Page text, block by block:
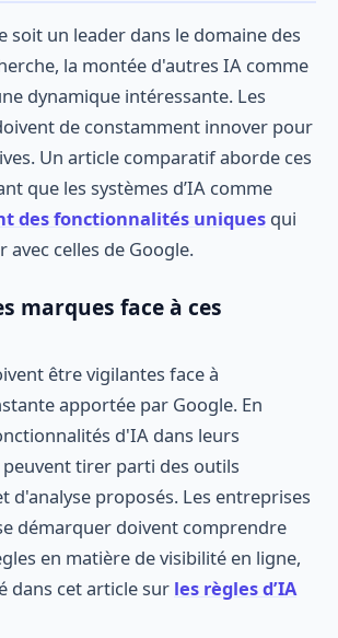
soit un leader dans le domaine des
la montée d'autres IA comme
dynamique intéressante. Les
de constamment innover pour
Un article comparatif aborde ces
que les systèmes d’IA comme
des fonctionnalités uniques qui
avec celles de Google.
marques face à ces
être vigilantes face à
apportée par Google. En
d'IA dans leurs
tirer parti des outils
d'analyse proposés. Les entreprises
démarquer doivent comprendre
en matière de visibilité en ligne,
dans cet article sur les règles d’IA